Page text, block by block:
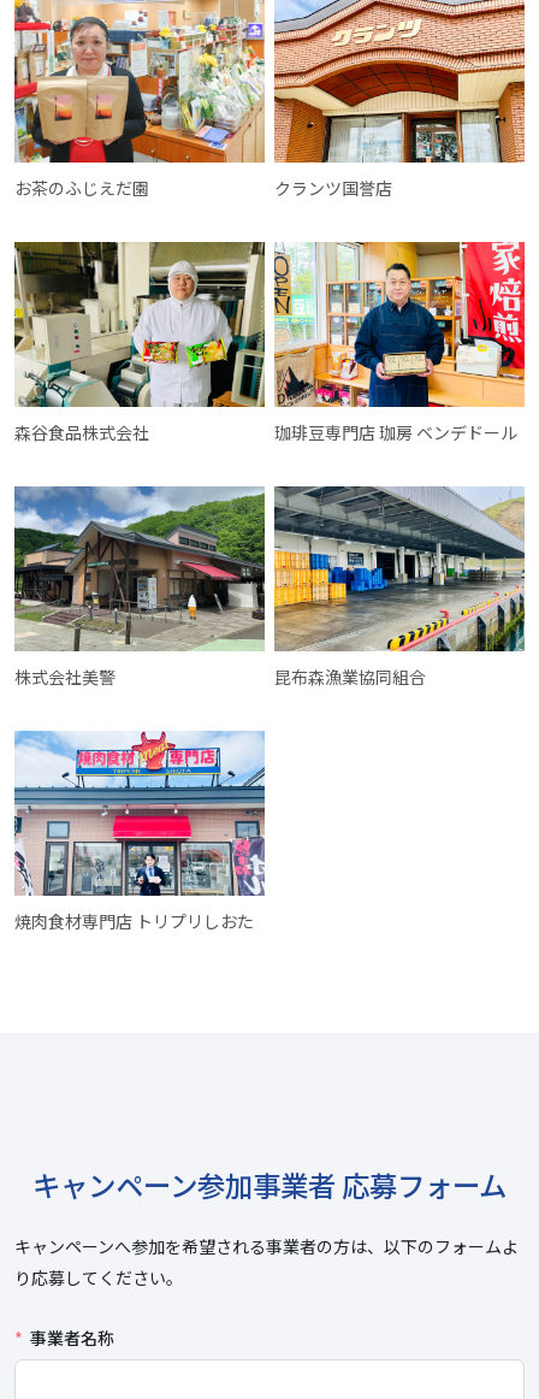
お茶のふじえだ園 クランツ国誉店
森谷食品株式会社 珈琲豆専門店 珈房 ベンデドール
株式会社美警 昆布森漁業協同組合
焼肉食材専門店 トリプリしおた
キャンペーン参加事業者 応募フォーム
キャンペーンへ参加を希望される事業者の方は、以下のフォームよ
り応募してください。
事業者名称